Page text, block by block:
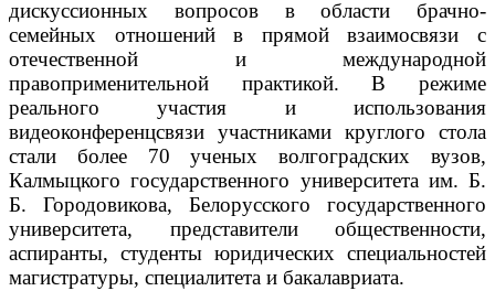
дискуссионных вопросов в области брачно-
семейных отношений в прямой взаимосвязи с
отечественной и международной
правоприменительной практикой. В режиме
реального участия и использования
видеоконференцсвязи участниками круглого стола
стали более 70 ученых волгоградских вузов,
Калмыцкого государственного университета им. Б.
Б. Городовикова, Белорусского государственного
университета, представители общественности,
аспиранты, студенты юридических специальностей
магистратуры, специалитета и бакалавриата.